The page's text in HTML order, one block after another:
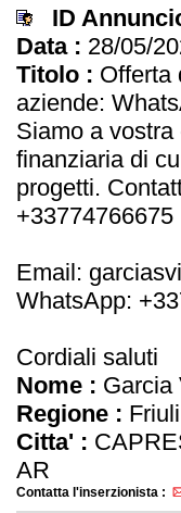
ID
Data : 28/05/
Titolo : Offerta
aziende:
Siamo a
finanziaria di
progetti.
+33774766675
Email:
WhatsApp:
Cordiali saluti
Nome : Garcia
Regione :
Citta' :
AR
Contatta l'inserzionista :